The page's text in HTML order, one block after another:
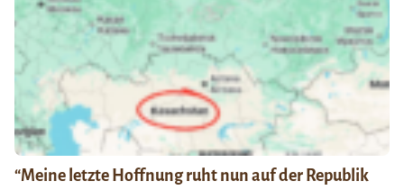
“Meine letzte Hoffnung ruht nun auf der Republik